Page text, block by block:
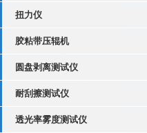
扭力仪
胶粘带压辊机
圆盘剥离测试仪
耐刮擦测试仪
透光率雾度测试仪